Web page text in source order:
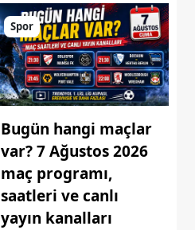
Spor
Bugün hangi maçlar
var? 7 Ağustos 2026
maç programı,
saatleri ve canlı
yayın kanalları